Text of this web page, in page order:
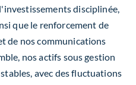
disciplinée,
que le renforcement de
de nos communications
nos actifs sous gestion
avec des fluctuations